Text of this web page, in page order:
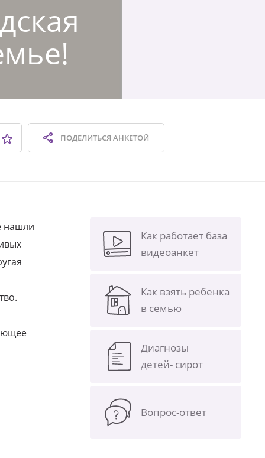
ПОДЕЛИТЬСЯАНКЕТОЙ
нашли
Как работает база
видеоанкет
Как взять ребенка
в семью
Диагнозы
детей- сирот
Вопрос-ответ